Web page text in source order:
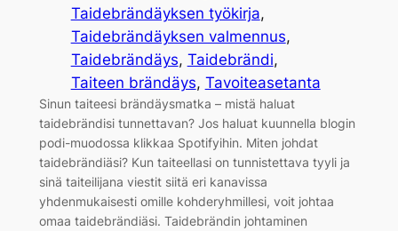
Taidebrändäyksen työkirja
Taidebrändäyksen valmennus
Taidebrändäys, Taidebrändi
Taiteen brändäys, Tavoiteasetanta
Sinun taiteesi brändäysmatka – mistä haluat
taidebrändisi tunnettavan? Jos haluat kuunnella blogin
podi-muodossa klikkaa Spotifyihin. Miten johdat
taidebrändiäsi? Kun taiteellasi on tunnistettava tyyli ja
sinä taiteilijana viestit siitä eri kanavissa
yhdenmukaisesti omille kohderyhmillesi, voit johtaa
omaa taidebrändiäsi. Taidebrändin johtaminen